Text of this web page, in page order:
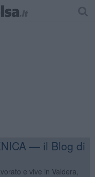
— il Blog di
e vive in Valdera,